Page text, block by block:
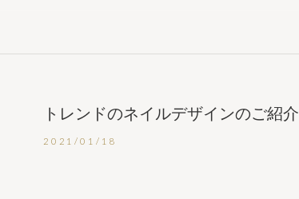
トレンドのネイルデザインのご紹介
2021/01/18